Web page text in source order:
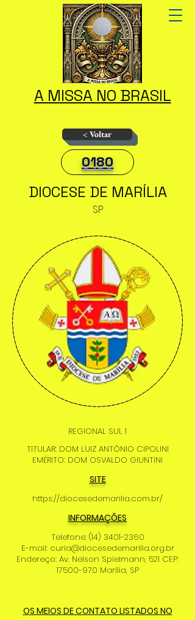
A MISSA NO BRASIL
< Voltar
0180
DIOCESE DE MARÍLIA
SP
REGIONAL SUL 1
TITULAR: DOM LUIZ ANTÔNIO CIPOLINI
EMÉRITO: DOM OSVALDO GIUNTINI
SITE
https://diocesedemarilia.com.br/
INFORMAÇÕES
Telefone: (14) 3401-2360
E-mail: curia@diocesedemarilia.org.br
Endereço: Av. Nelson Spielmann, 521 CEP:
17500-970 Marília, SP
OS MEIOS DE CONTATO LISTADOS NO